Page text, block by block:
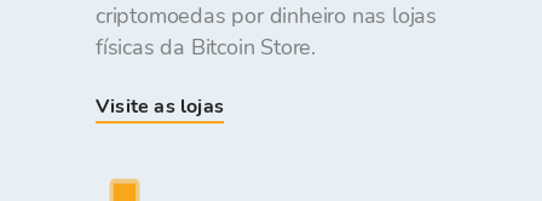
criptomoedas por dinheiro nas lojas
físicas da Bitcoin Store.
Visite as lojas